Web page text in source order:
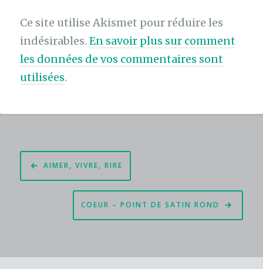
Ce site utilise Akismet pour réduire les
indésirables.En savoir plus sur comment
les données de vos commentaires sont
utilisées.
Navigation
de
AIMER, VIVRE, RIRE
COEUR – POINT DE SATIN ROND